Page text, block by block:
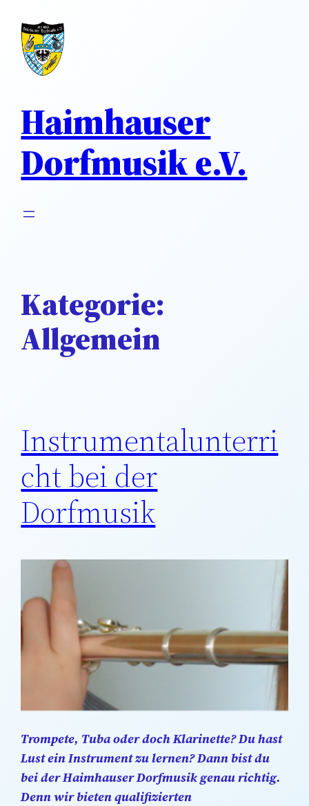
zum
Inhalt
wechseln
Haimhauser
Dorfmusik e.V.
Kategorie:
Allgemein
Instrumentalunterri
cht bei der
Dorfmusik
Trompete, Tuba oder doch Klarinette? Du hast
Lust ein Instrument zu lernen? Dann bist du
bei der Haimhauser Dorfmusik genau richtig.
Denn wir bieten qualifizierten